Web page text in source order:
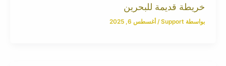
خريطة قديمة للبحرين
بواسطة Support
/ أغسطس 6, 2025